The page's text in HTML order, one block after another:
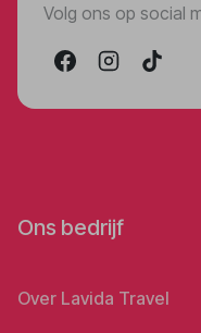
Volg ons op social
Ons bedrijf
Over Lavida Travel